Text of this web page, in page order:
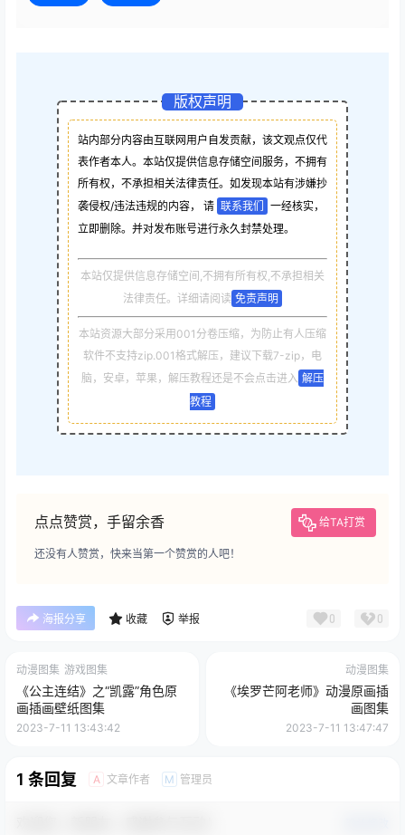
版权声明
站内部分内容由互联网用户自发贡献，该文观点仅代
表作者本人。本站仅提供信息存储空间服务，不拥有
所有权，不承担相关法律责任。如发现本站有涉嫌抄
袭侵权/违法违规的内容， 请 联系我们
一经核实，
立即删除。并对发布账号进行永久封禁处理。
本站仅提供信息存储空间,不拥有所有权,不承担相关
法律责任。详细请阅读 免责声明
本站资源大部分采用001分卷压缩，为防止有人压缩
软件不支持zip.001格式解压，建议下载7-zip，电
脑，安卓，苹果，解压教程还是不会点击进入 解压
教程
点点赞赏，手留余香 给TA打赏
还没有人赞赏，快来当第一个赞赏的人吧！
海报分享 收藏 举报 0 0
动漫图集 游戏图集
《公主连结》之“凯露”角色原
画插画壁纸图集
2023-7-11 13:43:42
动漫图集
《埃罗芒阿老师》动漫原画插
画图集
2023-7-11 13:47:47
1 条回复 A 文章作者 M 管理员